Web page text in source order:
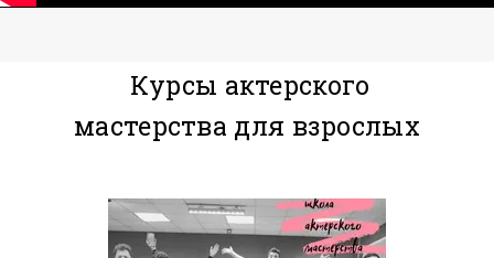
Курсы актерского
мастерства для взрослых